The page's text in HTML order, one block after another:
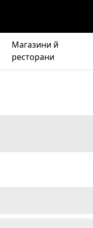
Магазини й
ресторани